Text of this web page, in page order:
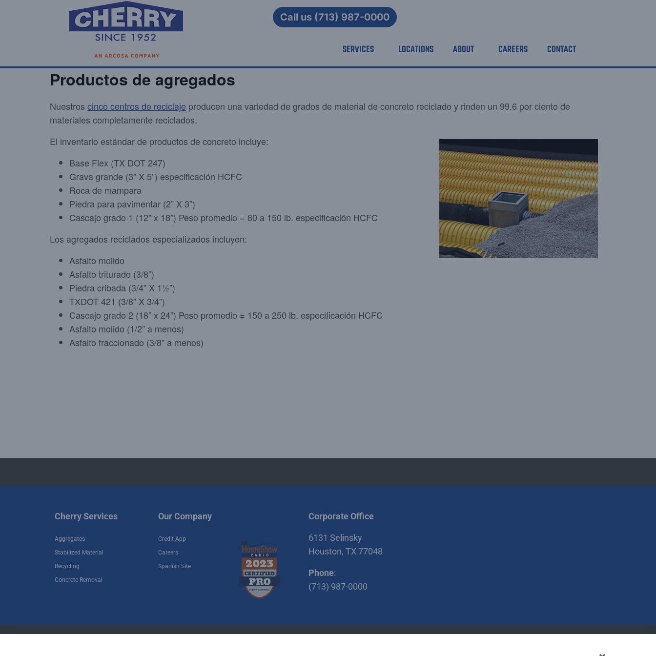
SERVICES LOCATIONS ABOUT CAREERS CONTACT
Call us (713) 987-0000
Productos de agregados
Nuestros cinco centros de reciclaje producen una variedad de grados de material de concreto reciclado y rinden un 99.6 por ciento de
materiales completamente reciclados.
El inventario estándar de productos de concreto incluye:
Base Flex (TX DOT 247)
Grava grande (3” X 5”) especificación HCFC
Roca de mampara
Piedra para pavimentar (2” X 3”)
Cascajo grado 1 (12” x 18”) Peso promedio = 80 a 150 lb. especificación HCFC
Los agregados reciclados especializados incluyen:
Asfalto molido
Asfalto triturado (3/8”)
Piedra cribada (3/4” X 1½”)
TXDOT 421 (3/8” X 3/4”)
Cascajo grado 2 (18” x 24”) Peso promedio = 150 a 250 lb. especificación HCFC
Asfalto molido (1/2” a menos)
Asfalto fraccionado (3/8” a menos)
Cherry Services
Aggregates
Stabilized Material
Recycling
Concrete Removal
Our Company
Credit App
Careers
Spanish Site
Corporate Office
6131 Selinsky
Houston, TX 77048
Phone:
(713) 987-0000